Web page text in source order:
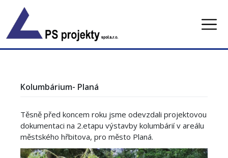
content
Kolumbárium- Planá
Těsně před koncem roku jsme odevzdali projektovou
dokumentaci na 2.etapu výstavby kolumbárií v areálu
městského hřbitova, pro město Planá.